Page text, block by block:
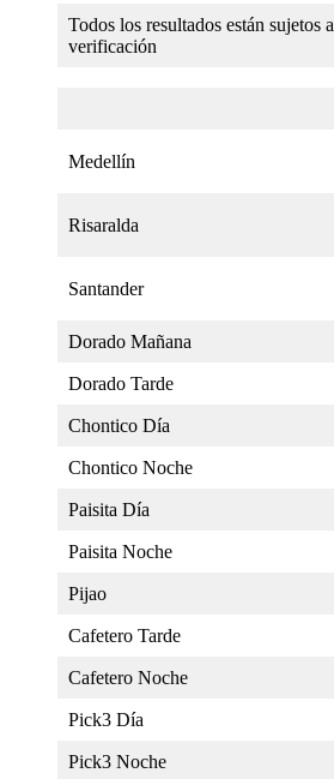
Todos los resultados están sujetos a
verificación
Medellín
Risaralda
Santander
Dorado Mañana
Dorado Tarde
Chontico Día
Chontico Noche
Paisita Día
Paisita Noche
Pijao
Cafetero Tarde
Cafetero Noche
Pick3 Día
Pick3 Noche